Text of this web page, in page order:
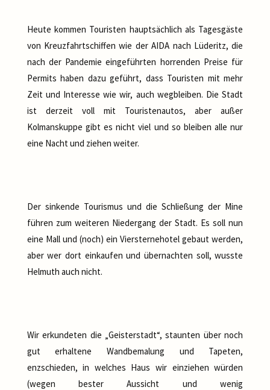
Heute kommen Touristen hauptsächlich als Tagesgäste
von Kreuzfahrtschiffen wie der AIDA nach Lüderitz, die
nach der Pandemie eingeführten horrenden Preise für
Permits haben dazu geführt, dass Touristen mit mehr
Zeit und Interesse wie wir, auch wegbleiben. Die Stadt
ist derzeit voll mit Touristenautos, aber außer
Kolmanskuppe gibt es nicht viel und so bleiben alle nur
eine Nacht und ziehen weiter.
Der sinkende Tourismus und die Schließung der Mine
führen zum weiteren Niedergang der Stadt. Es soll nun
eine Mall und (noch) ein Viersternehotel gebaut werden,
aber wer dort einkaufen und übernachten soll, wusste
Helmuth auch nicht.
Wir erkundeten die „Geisterstadt“, staunten über noch
gut erhaltene Wandbemalung und Tapeten,
enzschieden, in welches Haus wir einziehen würden
(wegen bester Aussicht und wenig